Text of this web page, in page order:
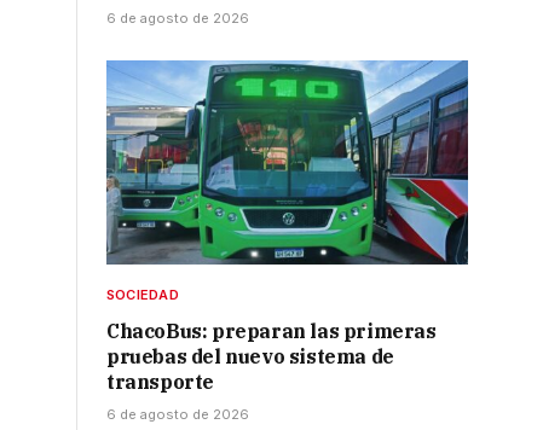
6 de agosto de 2026
SOCIEDAD
ChacoBus: preparan las primeras
pruebas del nuevo sistema de
transporte
6 de agosto de 2026